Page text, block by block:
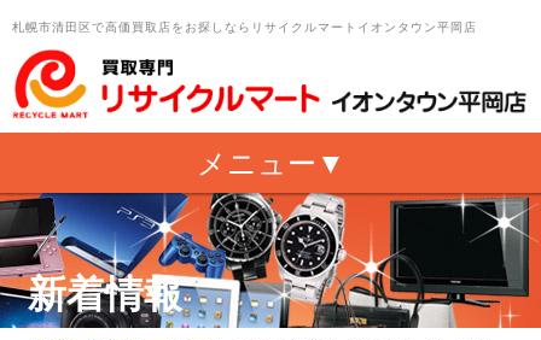
札幌市清田区で高価買取店をお探しならリサイクルマートイオンタウン平岡店
新着情報